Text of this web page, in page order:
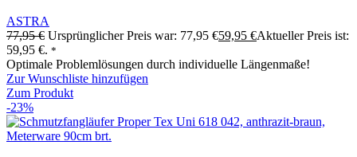
ASTRA
77,95€ Ursprünglicher Preis war: 77,95 €59,95 €Aktueller Preis ist:
59,95 €. *
Optimale Problemlösungen durch individuelle Längenmaße!
Zur Wunschliste hinzufügen
Zum Produkt
-23%